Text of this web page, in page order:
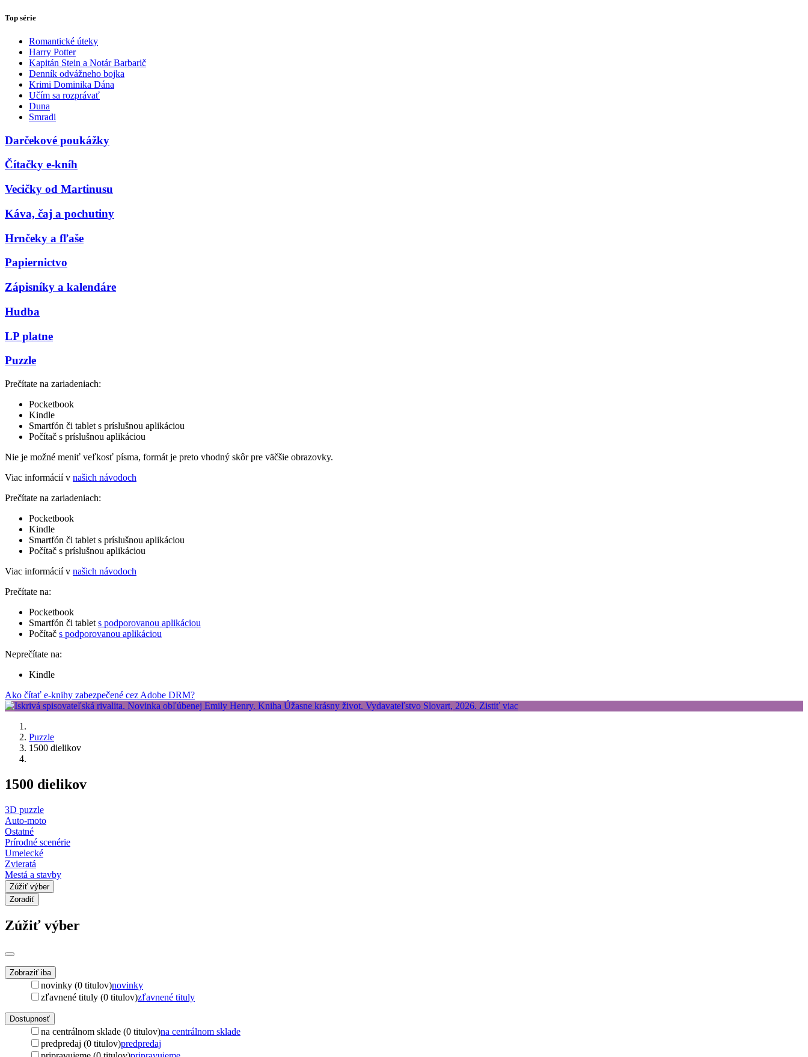
Top série
Romantické úteky
Harry Potter
Kapitán Stein a Notár Barbarič
Denník odvážneho bojka
Krimi Dominika Dána
Učím sa rozprávať
Duna
Smradi
Darčekové poukážky
Čítačky e-kníh
Vecičky od Martinusu
Káva, čaj a pochutiny
Hrnčeky a fľaše
Papiernictvo
Zápisníky a kalendáre
Hudba
LP platne
Puzzle
Prečítate na zariadeniach:
Pocketbook
Kindle
Smartfón či tablet s príslušnou aplikáciou
Počítač s príslušnou aplikáciou
Nie je možné meniť veľkosť písma, formát je preto vhodný skôr pre väčšie obrazovky.
Viac informácií v našich návodoch
Prečítate na zariadeniach:
Pocketbook
Kindle
Smartfón či tablet s príslušnou aplikáciou
Počítač s príslušnou aplikáciou
Viac informácií v našich návodoch
Prečítate na:
Pocketbook
Smartfón či tablet s podporovanou aplikáciou
Počítač s podporovanou aplikáciou
Neprečítate na:
Kindle
Ako čítať e-knihy zabezpečené cez Adobe DRM?
Puzzle
1500 dielikov
1500 dielikov
3D puzzle
Auto-moto
Ostatné
Prírodné scenérie
Umelecké
Zvieratá
Mestá a stavby
Zúžiť výber
Zoradiť
Zúžiť výber
Zobraziť iba
novinky (0 titulov)novinky
zľavnené tituly (0 titulov)zľavnené tituly
Dostupnosť
na centrálnom sklade (0 titulov)na centrálnom sklade
predpredaj (0 titulov)predpredaj